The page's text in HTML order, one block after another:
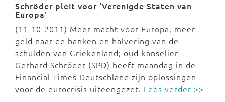
Schröder pleit voor 'Verenigde Staten van
Europa'
(11-10-2011) Meer macht voor Europa, meer
geld naar de banken en halvering van de
schulden van Griekenland; oud-kanselier
Gerhard Schröder (SPD) heeft maandag in de
Financial Times Deutschland zijn oplossingen
voor de eurocrisis uiteengezet. Lees verder >>